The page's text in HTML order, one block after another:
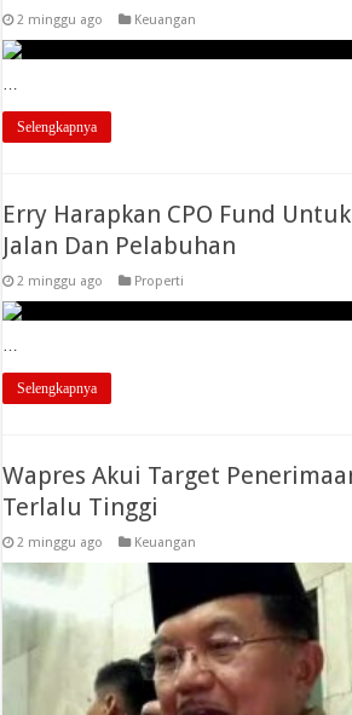
2 minggu ago Keuangan
Selengkapnya
Erry Harapkan CPO Fund
Jalan Dan Pelabuhan
2 minggu ago Properti
Selengkapnya
Wapres Akui Target
Terlalu Tinggi
2 minggu ago Keuangan